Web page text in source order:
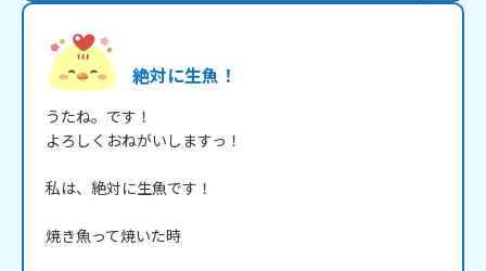
絶対に生魚！
うたね。です！
よろしくおねがいしますっ！
私は、絶対に生魚です！
焼き魚って焼いた時